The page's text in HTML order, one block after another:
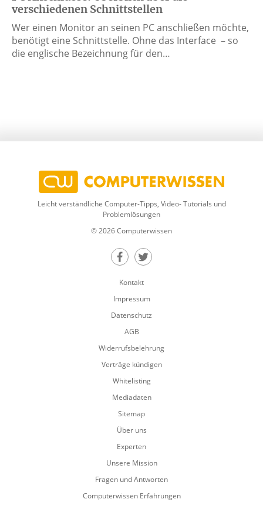
verschiedenen Schnittstellen
Wer einen Monitor an seinen PC anschließen möchte,
benötigt eine Schnittstelle. Ohne das Interface – so
die englische Bezeichnung für den…
Leicht verständliche Computer-Tipps, Video- Tutorials und
Problemlösungen
© 2026 Computerwissen
Teilen auf Facebook
Teilen auf Twitter
Kontakt
Impressum
Datenschutz
AGB
Widerrufsbelehrung
Verträge kündigen
Whitelisting
Mediadaten
Sitemap
Über uns
Experten
Unsere Mission
Fragen und Antworten
Computerwissen Erfahrungen